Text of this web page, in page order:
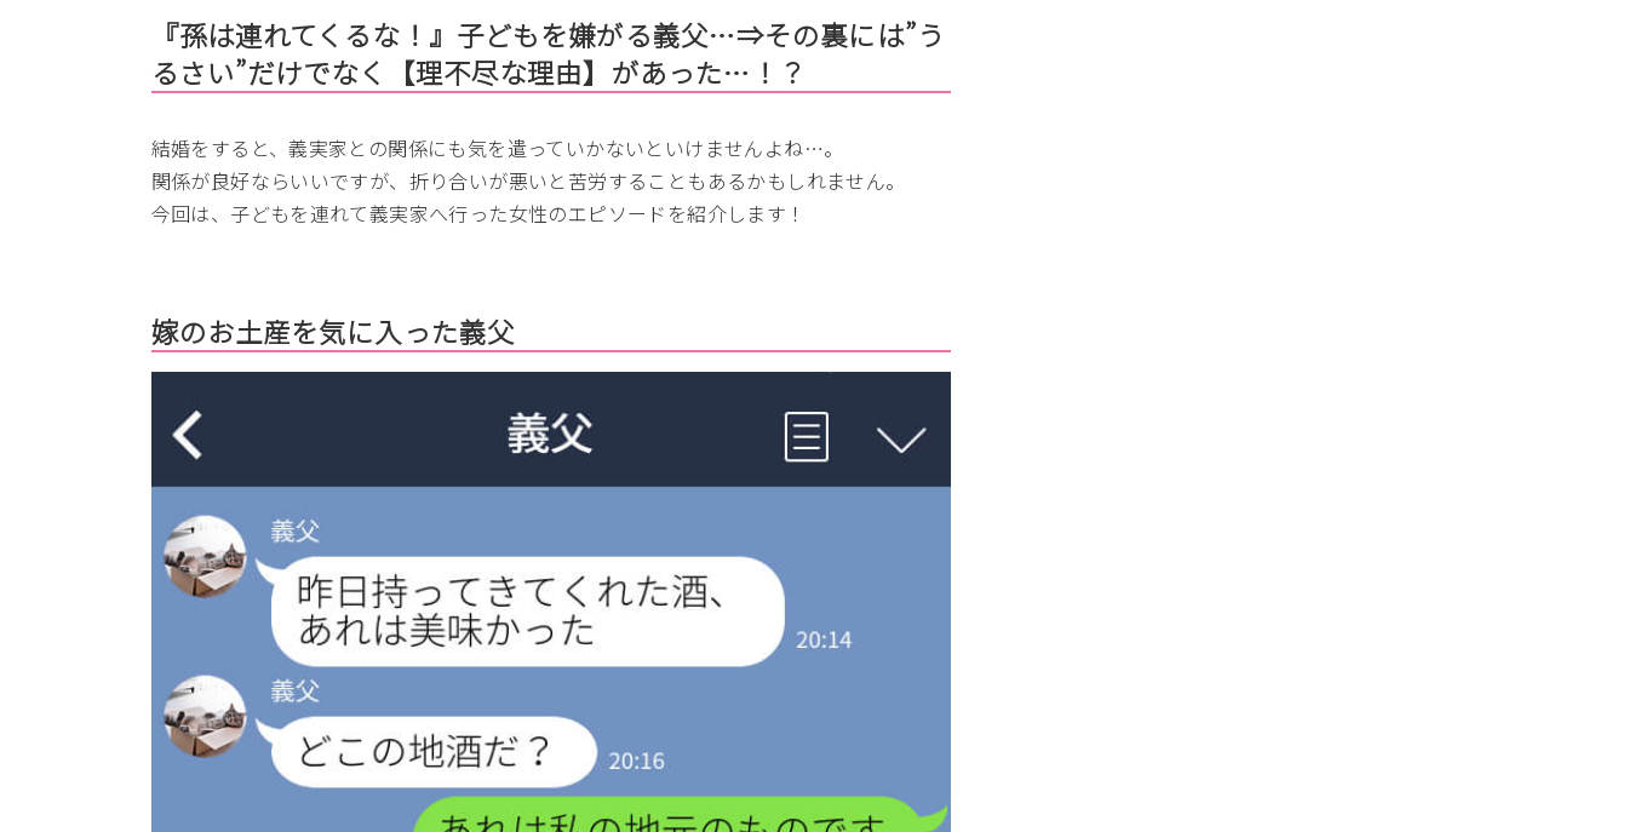
『孫は連れてくるな！』子どもを嫌がる義父…⇒その裏には”う
るさい”だけでなく【理不尽な理由】があった…！？
結婚をすると、義実家との関係にも気を遣っていかないといけませんよね…。
関係が良好ならいいですが、折り合いが悪いと苦労することもあるかもしれません。
今回は、子どもを連れて義実家へ行った女性のエピソードを紹介します！
嫁のお土産を気に入った義父